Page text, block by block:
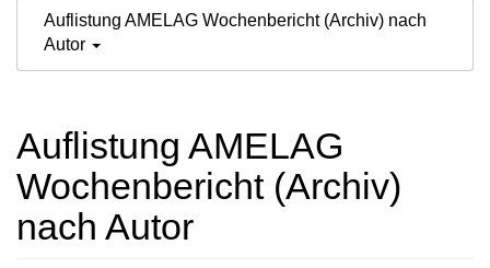
Auflistung AMELAG Wochenbericht (Archiv) nach
Autor
Auflistung AMELAG
Wochenbericht (Archiv)
nach Autor